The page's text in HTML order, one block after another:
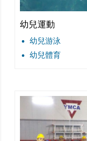
幼兒運動
幼兒游泳
幼兒體育